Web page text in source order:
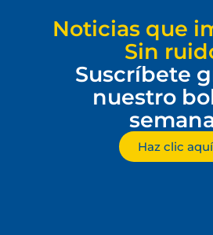
Noticias que
Sin
Suscríbete
nuestro
Haz clic aquí